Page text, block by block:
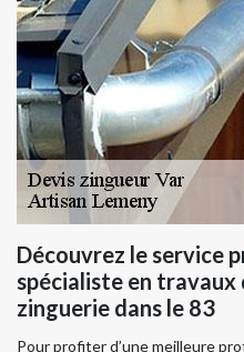
Découvrez le service
spécialiste en
zinguerie dans le 83
Pour profiter d’une meilleure